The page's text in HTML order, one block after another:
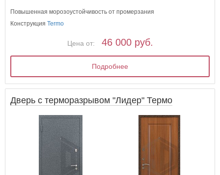
Повышенная морозоустойчивость от промерзания
КонструкцияTermo
Цена от: 46 000 руб.
Подробнее
Дверь с терморазрывом "Лидер" Термо